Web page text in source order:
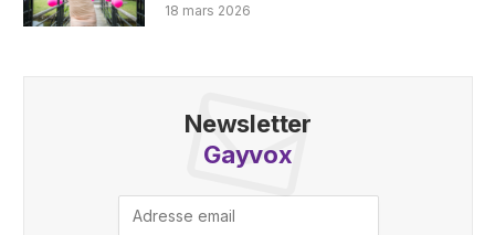
18 mars 2026
Newsletter
Gayvox